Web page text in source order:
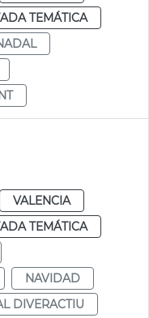
TEMÁTICA
VALENCIA
TEMÁTICA
NAVIDAD
DIVERACTIU